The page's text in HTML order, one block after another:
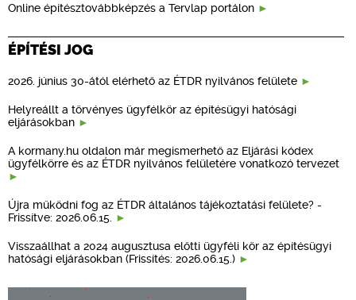
Online építésztovábbképzés a Tervlap portálon
ÉPÍTÉSI JOG
2026. június 30-ától elérhető az ÉTDR nyilvános felülete
Helyreállt a törvényes ügyfélkör az építésügyi hatósági
eljárásokban
A kormany.hu oldalon már megismerhető az Eljárási kódex
ügyfélkörre és az ÉTDR nyilvános felületére vonatkozó tervezet
Újra működni fog az ÉTDR általános tájékoztatási felülete? -
Frissítve: 2026.06.15.
Visszaállhat a 2024 augusztusa előtti ügyféli kör az építésügyi
hatósági eljárásokban (Frissítés: 2026.06.15.)